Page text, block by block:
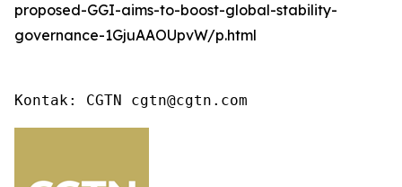
proposed-GGI-aims-to-boost-global-stability-
governance-1GjuAAOUpvW/p.html
Kontak: CGTN cgtn@cgtn.com